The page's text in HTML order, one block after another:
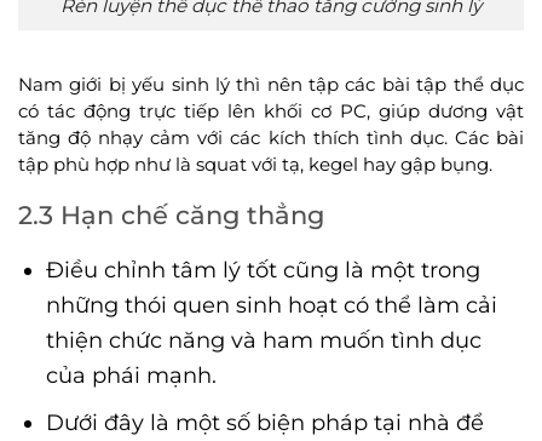
Rèn luyện thể dục thể thao tăng cường sinh lý
Nam giới bị yếu sinh lý thì nên tập các bài tập thể dục
có tác động trực tiếp lên khối cơ PC, giúp dương vật
tăng độ nhạy cảm với các kích thích tình dục. Các bài
tập phù hợp như là squat với tạ, kegel hay gập bụng.
2.3 Hạn chế căng thẳng
Điều chỉnh tâm lý tốt cũng là một trong
những thói quen sinh hoạt có thể làm cải
thiện chức năng và ham muốn tình dục
của phái mạnh.
Dưới đây là một số biện pháp tại nhà để